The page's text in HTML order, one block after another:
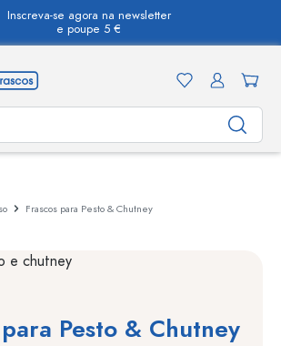
Inscreva-se agora na newsletter
e poupe 5 €
Frascos para Pesto & Chutney
Pesto & Chutney